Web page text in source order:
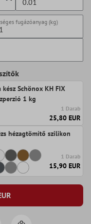
fugázóanyag (kg)
Schönox KH FIX
1 kg
1 Darab
25,80 EUR
hézagtömítő szilikon
1 Darab
15,90 EUR